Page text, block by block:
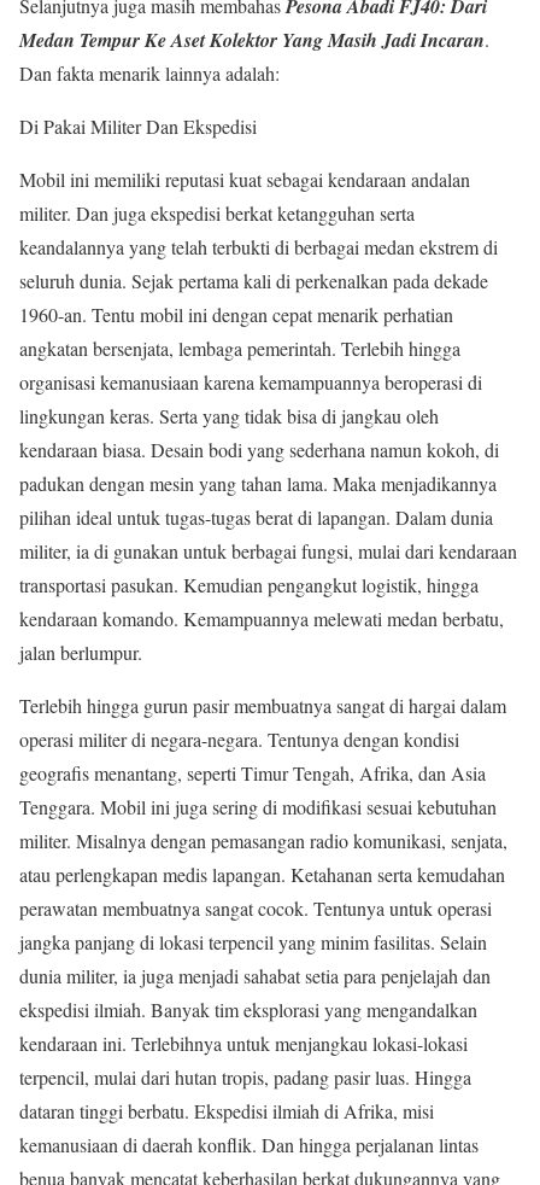
Selanjutnya juga masih membahasPesona Abadi FJ40: Dari
Medan Tempur Ke Aset Kolektor Yang Masih Jadi Incaran.
Dan fakta menarik lainnya adalah:
Di Pakai Militer Dan Ekspedisi
Mobil ini memiliki reputasi kuat sebagai kendaraan andalan
militer. Dan juga ekspedisi berkat ketangguhan serta
keandalannya yang telah terbukti di berbagai medan ekstrem di
seluruh dunia. Sejak pertama kali di perkenalkan pada dekade
1960-an. Tentu mobil ini dengan cepat menarik perhatian
angkatan bersenjata, lembaga pemerintah. Terlebih hingga
organisasi kemanusiaan karena kemampuannya beroperasi di
lingkungan keras. Serta yang tidak bisa di jangkau oleh
kendaraan biasa. Desain bodi yang sederhana namun kokoh, di
padukan dengan mesin yang tahan lama. Maka menjadikannya
pilihan ideal untuk tugas-tugas berat di lapangan. Dalam dunia
militer, ia di gunakan untuk berbagai fungsi, mulai dari kendaraan
transportasi pasukan. Kemudian pengangkut logistik, hingga
kendaraan komando. Kemampuannya melewati medan berbatu,
jalan berlumpur.
Terlebih hingga gurun pasir membuatnya sangat di hargai dalam
operasi militer di negara-negara. Tentunya dengan kondisi
geografis menantang, seperti Timur Tengah, Afrika, dan Asia
Tenggara. Mobil ini juga sering di modifikasi sesuai kebutuhan
militer. Misalnya dengan pemasangan radio komunikasi, senjata,
atau perlengkapan medis lapangan. Ketahanan serta kemudahan
perawatan membuatnya sangat cocok. Tentunya untuk operasi
jangka panjang di lokasi terpencil yang minim fasilitas. Selain
dunia militer, ia juga menjadi sahabat setia para penjelajah dan
ekspedisi ilmiah. Banyak tim eksplorasi yang mengandalkan
kendaraan ini. Terlebihnya untuk menjangkau lokasi-lokasi
terpencil, mulai dari hutan tropis, padang pasir luas. Hingga
dataran tinggi berbatu. Ekspedisi ilmiah di Afrika, misi
kemanusiaan di daerah konflik. Dan hingga perjalanan lintas
benua banyak mencatat keberhasilan berkat dukungannya yang